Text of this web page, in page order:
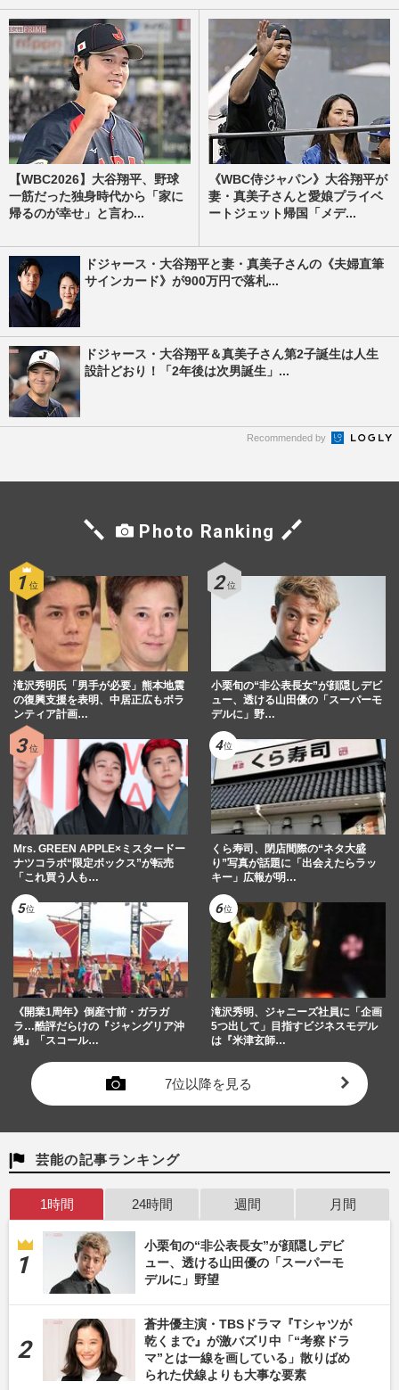
【WBC2026】大谷翔平、野球
一筋だった独身時代から「家に
帰るのが幸せ」と言わ...
《WBC侍ジャパン》大谷翔平が
妻・真美子さんと愛娘プライベ
ートジェット帰国「メデ...
ドジャース・大谷翔平と妻・真美子さんの《夫婦直筆
サインカード》が900万円で落札...
ドジャース・大谷翔平＆真美子さん第2子誕生は人生
設計どおり！「2年後は次男誕生」...
Recommended by
Photo Ranking
滝沢秀明氏「男手が必要」熊本地震
の復興支援を表明、中居正広もボラ
ンティア計画…
小栗旬の“非公表長女”が顔隠しデビ
ュー、透ける山田優の「スーパーモ
デルに」野…
Mrs. GREEN APPLE×ミスタードー
ナツコラボ“限定ボックス”が転売
「これ買う人も…
くら寿司、閉店間際の“ネタ大盛
り”写真が話題に「出会えたらラッ
キー」広報が明…
《開業1周年》倒産寸前・ガラガ
ラ…酷評だらけの『ジャングリア沖
縄』「スコール…
滝沢秀明、ジャニーズ社員に「企画
5つ出して」目指すビジネスモデル
は『米津玄師…
7位以降を見る
芸能の記事ランキング
1時間 24時間 週間 月間
小栗旬の“非公表長女”が顔隠しデビ
ュー、透ける山田優の「スーパーモ
デルに」野望
蒼井優主演・TBSドラマ『Tシャツが
乾くまで』が激バズリ中「“考察ドラ
マ”とは一線を画している」散りばめ
られた伏線よりも大事な要素